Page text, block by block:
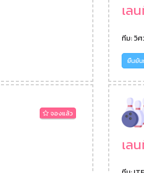
เล
ทีม: วิ
ยืนยัน
จองแล้ว
เล